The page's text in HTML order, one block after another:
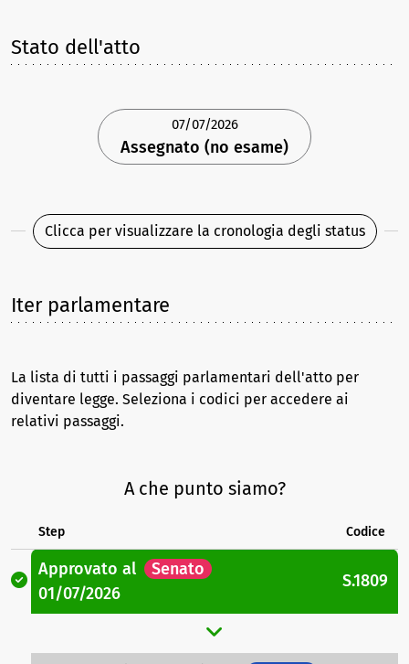
Stato dell'atto
07/07/2026
Assegnato (no esame)
Clicca per visualizzare la cronologia degli status
Iter parlamentare
La lista di tutti i passaggi parlamentari dell'atto per
diventare legge. Seleziona i codici per accedere ai
relativi passaggi.
A che punto siamo?
Step Codice
Approvato al
Senato
01/07/2026
S.1809